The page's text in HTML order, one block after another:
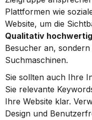
Plattformen wie
Qualitativ
Besucher an,
Suchmaschinen.
Sie sollten auch Ihre
Sie relevante
Ihre Website klar.
Design und